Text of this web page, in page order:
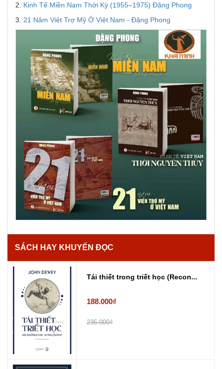
2. Kinh Tế Miền Nam Thời Kỳ (1955–1975) Đặng Phong
3. 21 Năm Việt Trợ Mỹ Ở Việt Nam - Đặng Phong
SÁCH HAY KHUYẾN ĐỌC
Tái thiết trong triết học (Recon...
188.000₫
235.000₫